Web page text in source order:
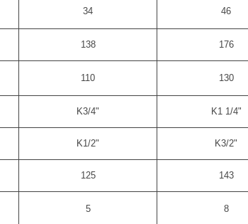
34 46
138 176
110 130
K3/4" K1 1/4"
K1/2" K3/2"
125 143
5 8